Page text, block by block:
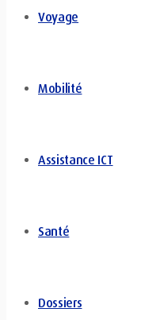
Voyage
Mobilité
Assistance ICT
Santé
Dossiers